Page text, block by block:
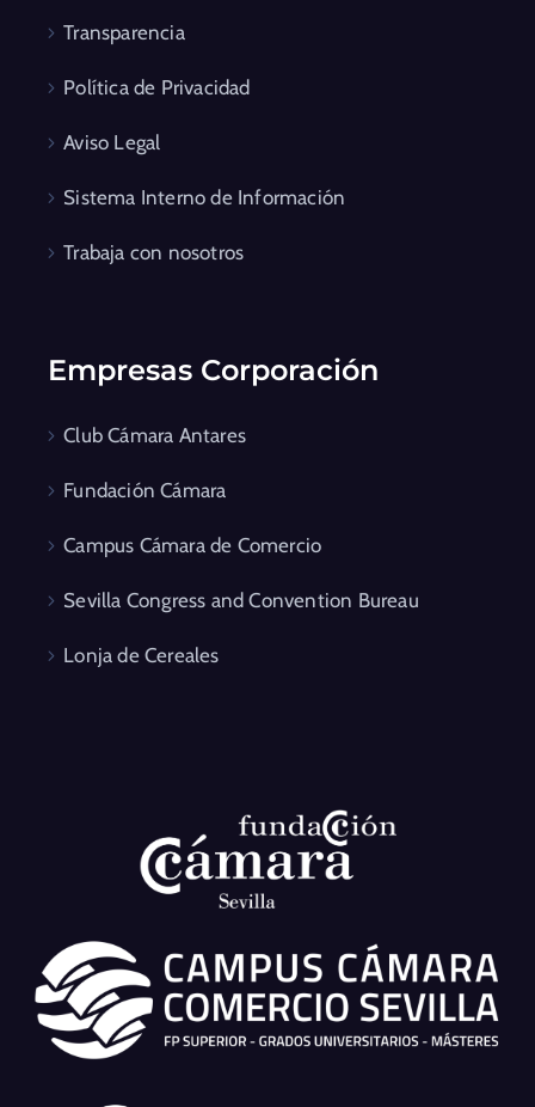
Transparencia
Política de Privacidad
Aviso Legal
Sistema Interno de Información
Trabaja con nosotros
Empresas Corporación
Club Cámara Antares
Fundación Cámara
Campus Cámara de Comercio
Sevilla Congress and Convention Bureau
Lonja de Cereales